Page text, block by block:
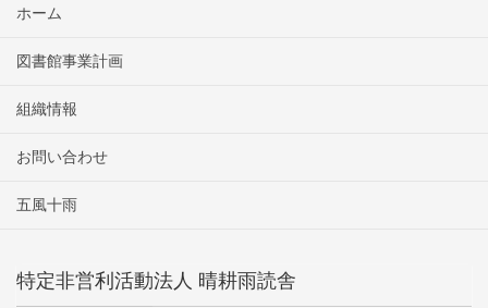
ホーム
図書館事業計画
組織情報
お問い合わせ
五風十雨
特定非営利活動法人 晴耕雨読舎